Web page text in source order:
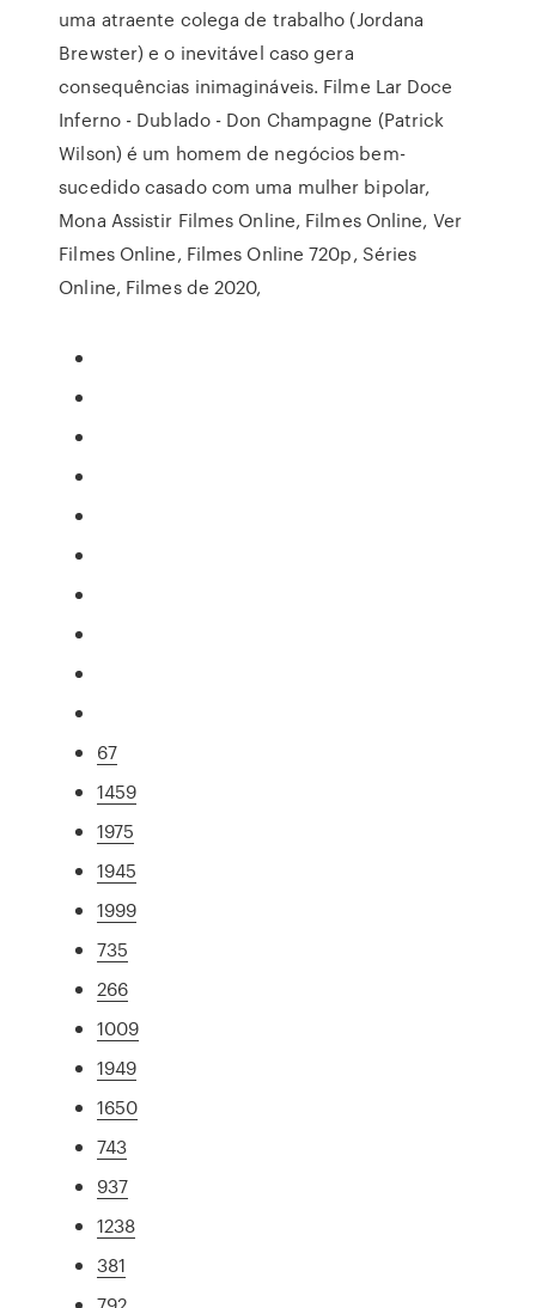
uma atraente colega de trabalho (Jordana
Brewster) e o inevitável caso gera
consequências inimagináveis. Filme Lar Doce
Inferno - Dublado - Don Champagne (Patrick
Wilson) é um homem de negócios bem-
sucedido casado com uma mulher bipolar,
Mona Assistir Filmes Online, Filmes Online, Ver
Filmes Online, Filmes Online 720p, Séries
Online, Filmes de 2020,
67
1459
1975
1945
1999
735
266
1009
1949
1650
743
937
1238
381